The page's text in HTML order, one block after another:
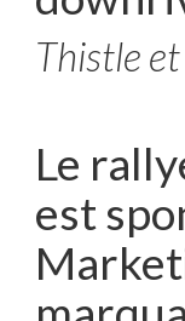
Thistle
Le
est